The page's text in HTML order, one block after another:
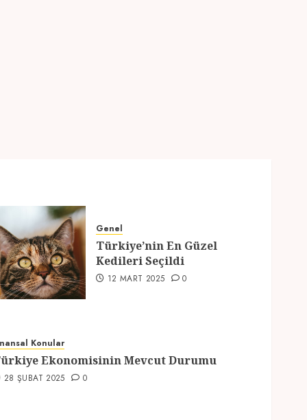
Genel
Türkiye’nin En Güzel
Kedileri Seçildi
12 MART 2025 0
Konular
Ekonomisinin Mevcut Durumu
28 ŞUBAT 2025 0